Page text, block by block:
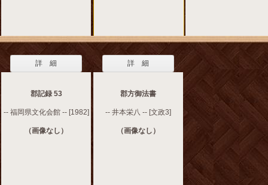
詳 細
郡記録 53
-- 福岡県文化会館 -- [1982]
（画像なし）
詳 細
郡方御法書
-- 井本栄八 -- [文政3]
（画像なし）